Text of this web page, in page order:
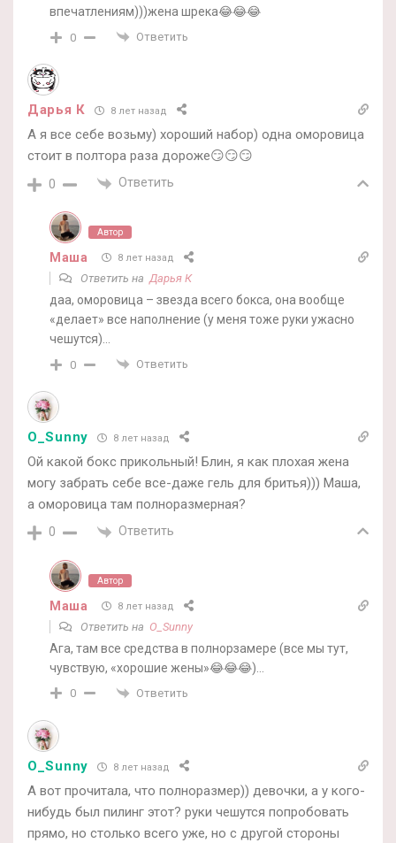
впечатлениям)))жена шрека😂😂😂
0 Ответить
Дарья К 8 лет назад
А я все себе возьму) хороший набор) одна оморовица
стоит в полтора раза дороже😏😏😏
0 Ответить
Автор
Маша 8 лет назад
Ответить на Дарья К
даа, оморовица – звезда всего бокса, она вообще
«делает» все наполнение (у меня тоже руки ужасно
чешутся)…
0 Ответить
O_Sunny 8 лет назад
Ой какой бокс прикольный! Блин, я как плохая жена
могу забрать себе все-даже гель для бритья))) Маша,
а оморовица там полноразмерная?
0 Ответить
Автор
Маша 8 лет назад
Ответить на O_Sunny
Ага, там все средства в полнорзамере (все мы тут,
чувствую, «хорошие жены»😂😂😂)…
0 Ответить
O_Sunny 8 лет назад
А вот прочитала, что полноразмер)) девочки, а у кого-
нибудь был пилинг этот? руки чешутся попробовать
прямо, но столько всего уже, но с другой стороны